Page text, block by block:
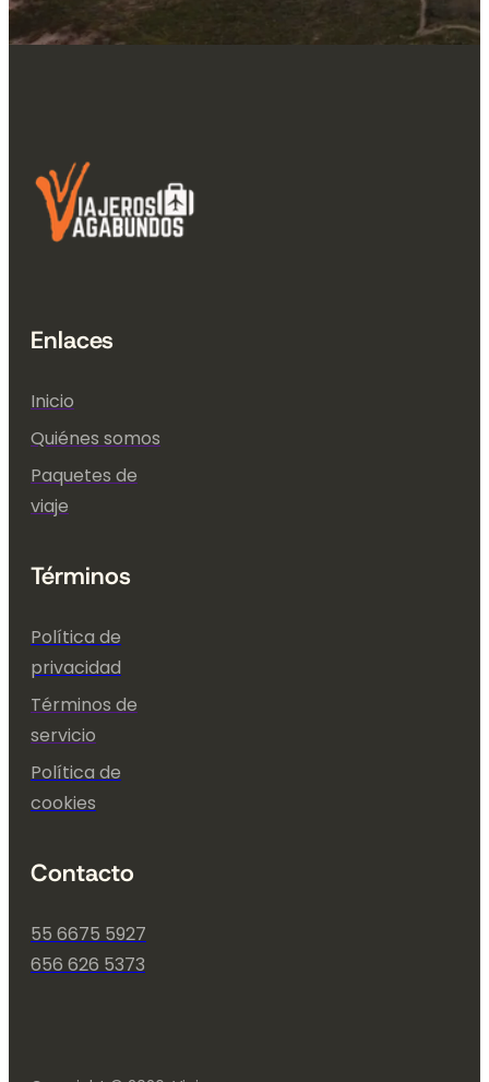
Enlaces
Inicio
Quiénes somos
Paquetes de
viaje
Términos
Política de
privacidad
Términos de
servicio
Política de
cookies
Contacto
55 6675 5927
656 626 5373